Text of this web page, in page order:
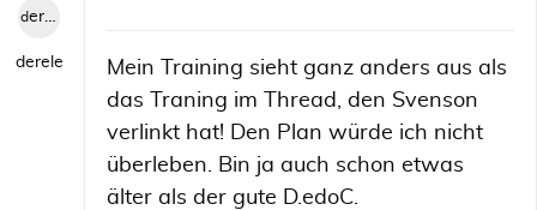
derele
derele
Mein Training sieht ganz anders aus als
das Traning im Thread, den Svenson
verlinkt hat! Den Plan würde ich nicht
überleben. Bin ja auch schon etwas
älter als der gute D.edoC.